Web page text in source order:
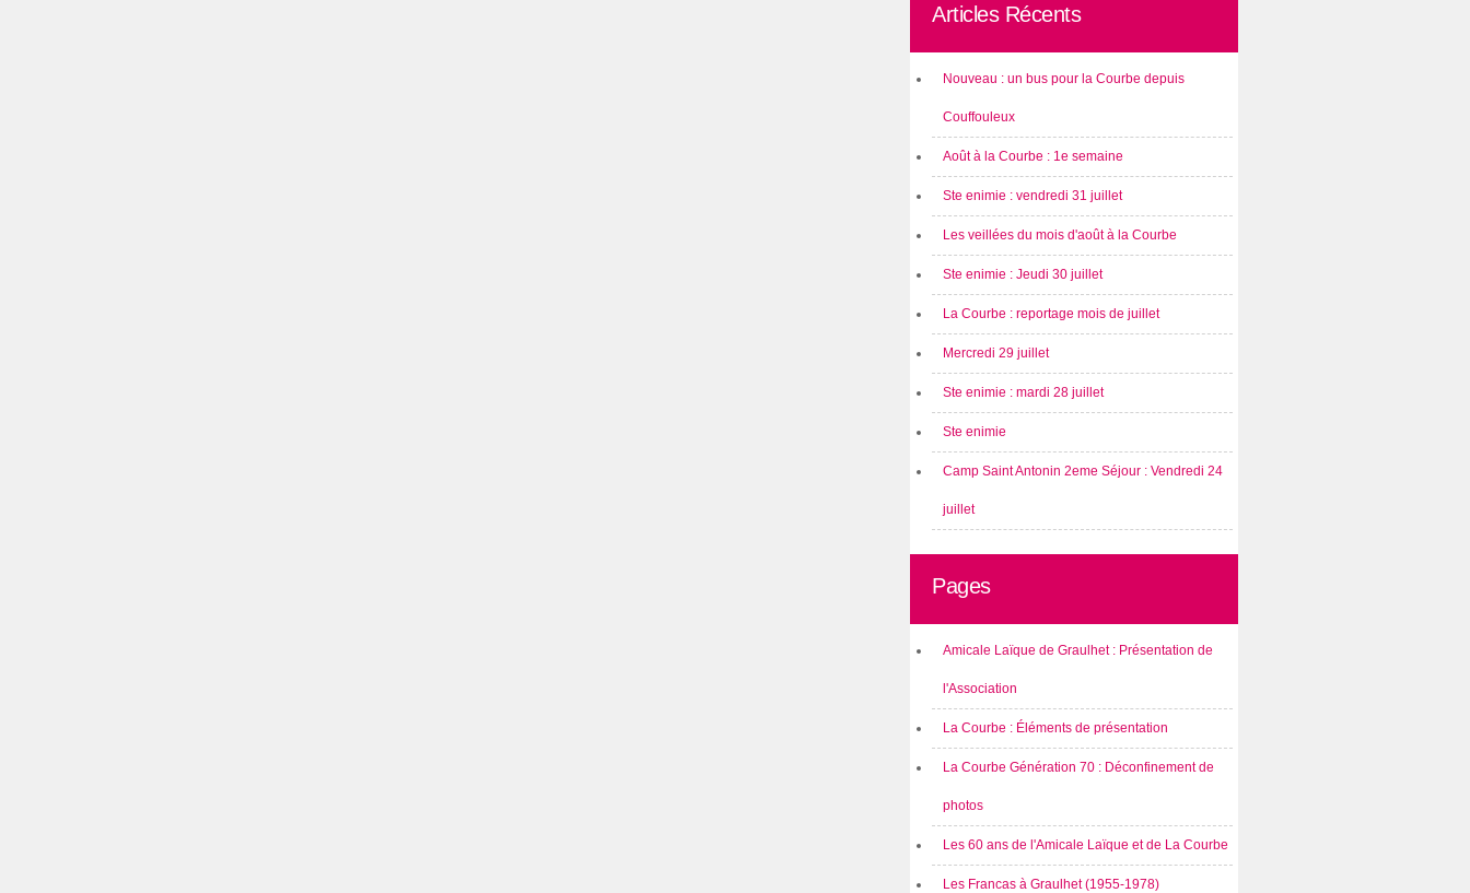
Articles Récents
Nouveau : un bus pour la Courbe depuis
Couffouleux
Août à la Courbe : 1e semaine
Ste enimie : vendredi 31 juillet
Les veillées du mois d'août à la Courbe
Ste enimie : Jeudi 30 juillet
La Courbe : reportage mois de juillet
Mercredi 29 juillet
Ste enimie : mardi 28 juillet
Ste enimie
Camp Saint Antonin 2eme Séjour : Vendredi 24
juillet
Pages
Amicale Laïque de Graulhet : Présentation de
l'Association
La Courbe : Éléments de présentation
La Courbe Génération 70 : Déconfinement de
photos
Les 60 ans de l'Amicale Laïque et de La Courbe
Les Francas à Graulhet (1955-1978)